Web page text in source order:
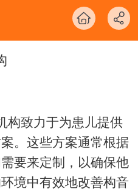
构致力于为患儿提供
。这些方案通常根据
要来定制，以确保他
境中有效地改善构音